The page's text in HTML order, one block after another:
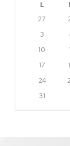
L
27
3
10
17
24
31